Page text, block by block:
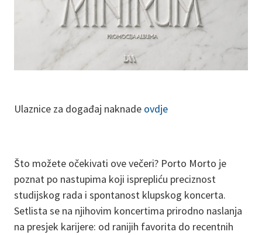
Ulaznice za događaj naknade ovdje
Što možete očekivati ove večeri? Porto Morto je
poznat po nastupima koji isprepliću preciznost
studijskog rada i spontanost klupskog koncerta.
Setlista se na njihovim koncertima prirodno naslanja
na presjek karijere: od ranijih favorita do recentnih